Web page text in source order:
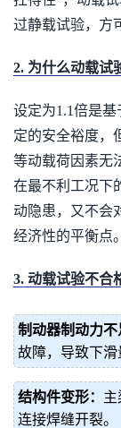
过静载试验，方
2. 为什么动载试
设定为1.1倍是
定的安全裕度，
等动载荷因素无
在最不利工况下
动隐患，又不会
经济性的平衡点。
3. 动载试验不合
制动器制动力不
故障，导致下滑
结构件变形： 主
连接焊缝开裂。